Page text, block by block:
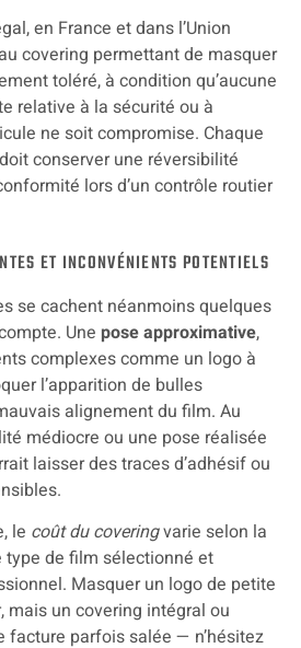
en France et dans l’Union
covering permettant de masquer
toléré, à condition qu’aucune
relative à la sécurité ou à
ne soit compromise. Chaque
conserver une réversibilité
lors d’un contrôle routier
ET INCONVÉNIENTS POTENTIELS
se cachent néanmoins quelques
Une pose approximative,
complexes comme un logo à
l’apparition de bulles
alignement du film. Au
médiocre ou une pose réalisée
laisser des traces d’adhésif ou
le coût du coveringvarie selon la
type de film sélectionné et
Masquer un logo de petite
mais un covering intégral ou
facture parfois salée — n’hésitez